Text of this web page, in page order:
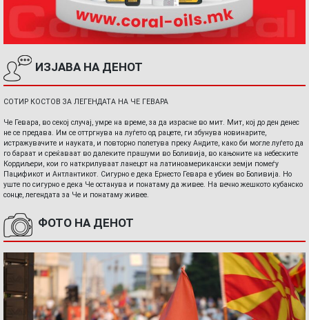
ИЗЈАВА НА ДЕНОТ
СОТИР КОСТОВ ЗА ЛЕГЕНДАТА НА ЧЕ ГЕВАРА
Че Гевара, во секој случај, умре на време, за да израсне во мит. Мит, кој до ден денес
не се предава. Им се оттргнува на луѓето од рацете, ги збунува новинарите,
истражувачите и науката, и повторно полетува преку Андите, како би могле луѓето да
го бараат и среќаваат во далеките прашуми во Боливија, во кањоните на небеските
Кордиљери, кои го наткрилуваат ланецот на латиноамерикански земји помеѓу
Пацификот и Антлантикот. Сигурно е дека Ернесто Гевара е убиен во Боливија. Но
уште по сигурно е дека Че останува и понатаму да живее. На вечно жешкото кубанско
сонце, легендата за Че и понатаму живее.
ФОТО НА ДЕНОТ